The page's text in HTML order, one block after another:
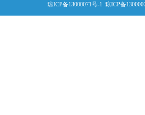
琼ICP备13000071号-1 琼ICP备